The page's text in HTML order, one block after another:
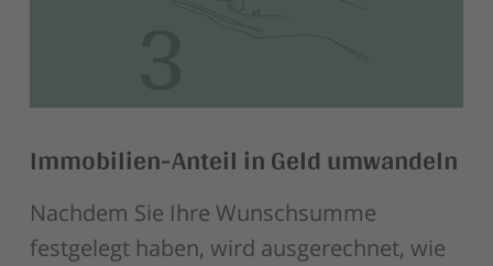
Immobilien-Anteil in Geld umwandeln
Nachdem Sie Ihre Wunschsumme
festgelegt haben, wird ausgerechnet, wie